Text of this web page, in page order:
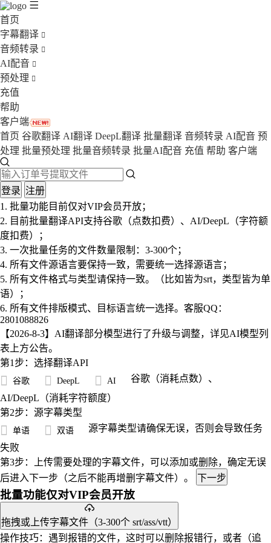
首页
字幕翻译
音频转录
AI配音
预处理
充值
帮助
客户端
首页 谷歌翻译 AI翻译 DeepL翻译 批量翻译 音频转录 AI配音 预
处理 批量预处理 批量音频转录 批量AI配音 充值 帮助 客户端
登录 注册
1. 批量功能目前仅对VIP会员开放；
2. 目前批量翻译API支持谷歌（点数扣费）、AI/DeepL（字符额
度扣费）；
3. 一次批量任务的文件数量限制：3-300个；
4. 所有文件源语言要保持一致，需要统一选择源语言；
5. 所有文件格式与类型请保持一致。（比如皆为srt，类型皆为单
语）；
6. 所有文件排版模式、目标语言统一选择。 客服QQ：
2801088826
【2026-8-3】AI翻译部分模型进行了升级与调整，详见AI模型列
表上方公告。
第1步：选择翻译API
谷歌 DeepL AI
谷歌（消耗点数）、
AI/DeepL（消耗字符额度）
第2步：源字幕类型
单语 双语
源字幕类型请确保无误，否则会导致任务
失败
第3步：上传需要处理的字幕文件，可以添加或删除，确定无误
后进入下一步（之后不能再增删字幕文件）。
下一步
批量功能仅对VIP会员开放
拖拽或上传字幕文件（3-300个 srt/ass/vtt）
操作技巧：遇到报错的文件，这时可以删除报错行，或者（追